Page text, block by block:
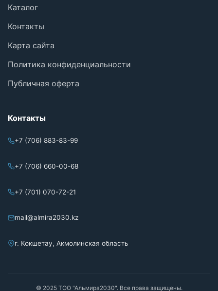
Каталог
Контакты
Карта сайта
Политика конфиденциальности
Публичная оферта
Контакты
+7 (706) 883-83-99
+7 (706) 660-00-68
+7 (701) 070-72-21
mail@almira2030.kz
г. Кокшетау, Акмолинская область
© 2025 ТОО "Альмира2030". Все права защищены.